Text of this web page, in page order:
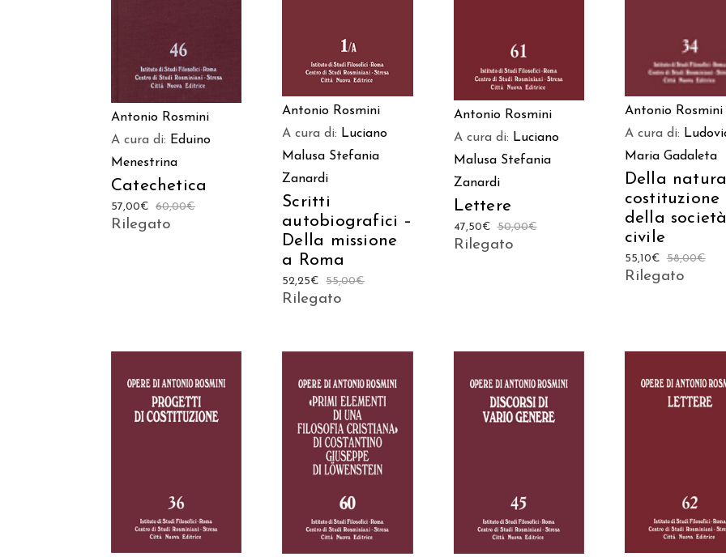
Antonio Rosmini
A cura di: Eduino
Menestrina
Catechetica
60,00€
57,00€
Rilegato
Antonio Rosmini
A cura di: Luciano
Malusa Stefania
Zanardi
Scritti
autobiografici –
Della missione
a Roma
55,00€
52,25€
Rilegato
Antonio Rosmini
A cura di: Luciano
Malusa Stefania
Zanardi
Lettere
50,00€
47,50€
Rilegato
Antonio Rosmini
A cura di:
Maria Gadaleta
Della
costituzione
della
civile
58,00€
55,10€
Rilegato
AGGIUNGI AL
CARRELLO